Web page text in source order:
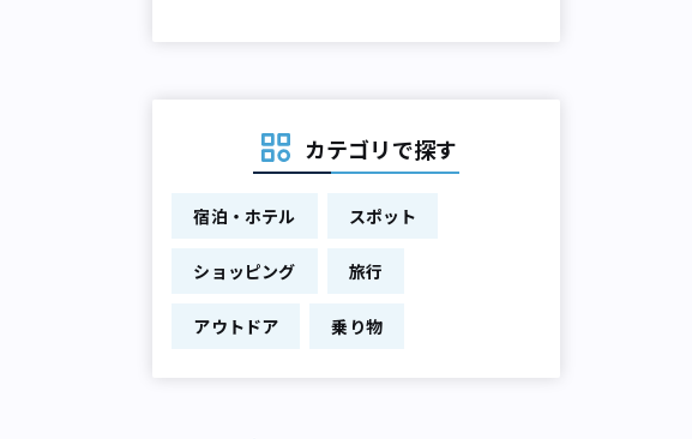
カテゴリで探す
宿泊・ホテル スポット
ショッピング 旅行
アウトドア 乗り物